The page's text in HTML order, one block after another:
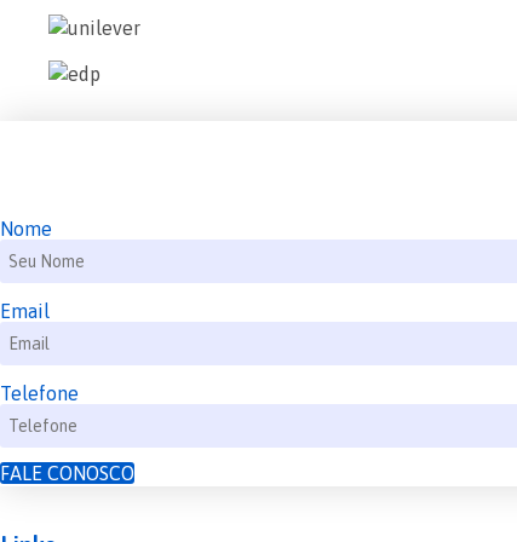
Nome
Email
Telefone
FALE CONOSCO